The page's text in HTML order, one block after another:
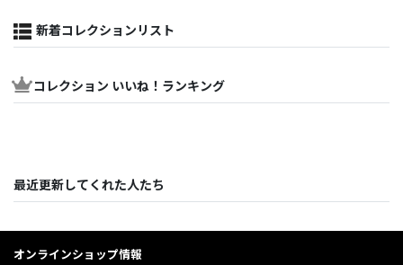
新着コレクションリスト
コレクション いいね！ランキング
最近更新してくれた人たち
オンラインショップ情報